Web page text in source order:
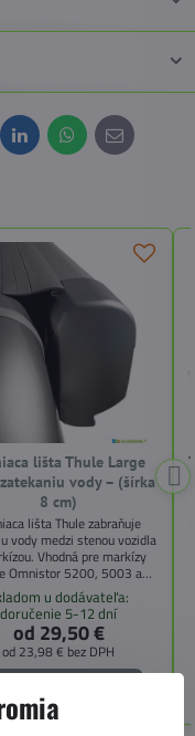
LinkedInWhatsApp
E-
mail
lišta Thule Large
vody – (šírka
8 cm)
lišta Thule zabraňuje
vody medzi stenou vozidla
Vhodná pre markízy
Omnistor 5200, 5003 a
8000.
u dodávateľa:
doručenie 5-12 dní
od 29,50 €
od 23,98 € bez DPH